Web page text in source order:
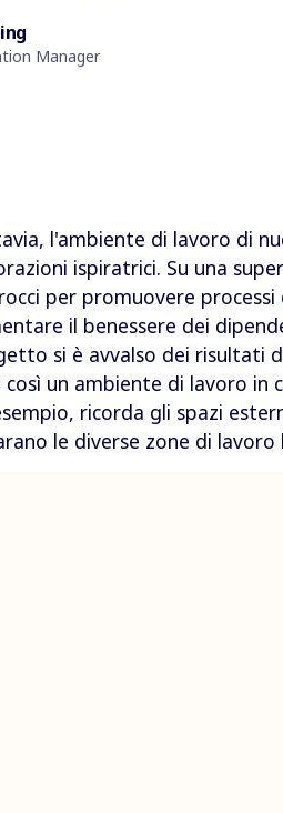
Manager
l'ambiente di lavoro di
ispiratrici. Su una
per promuovere
il benessere dei
si è avvalso dei risultati
così un ambiente di lavoro in
ricorda gli spazi
le diverse zone di